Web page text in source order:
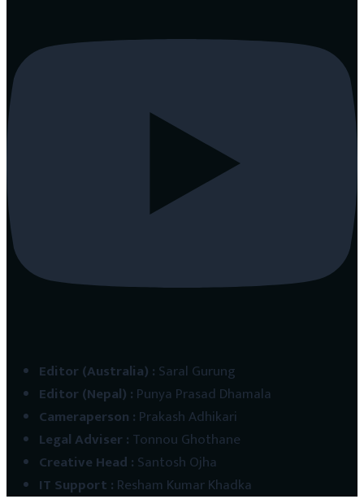
Editor (Australia) : Saral Gurung
Editor (Nepal) : Punya Prasad Dhamala
Cameraperson : Prakash Adhikari
Legal Adviser: Tonnou Ghothane
Creative Head : Santosh Ojha
IT Support : Resham Kumar Khadka